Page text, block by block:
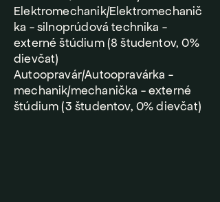
Elektromechanik/Elektromechanič
ka - silnoprúdová technika -
externé štúdium (8 študentov, 0%
dievčat)
Autoopravár/Autoopravárka -
mechanik/mechanička - externé
štúdium (3 študentov, 0% dievčat)